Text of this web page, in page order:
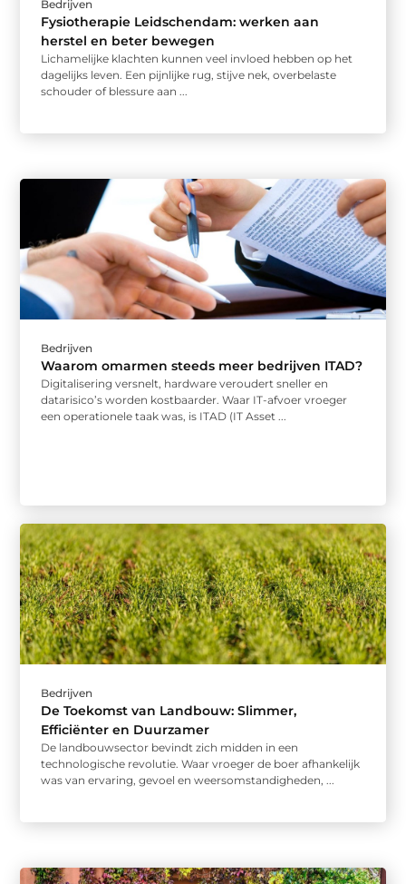
Bedrijven
Fysiotherapie Leidschendam: werken aan
herstel en beter bewegen
Lichamelijke klachten kunnen veel invloed hebben op het
dagelijks leven. Een pijnlijke rug, stijve nek, overbelaste
schouder of blessure aan ...
Bedrijven
Waarom omarmen steeds meer bedrijven ITAD?
Digitalisering versnelt, hardware veroudert sneller en
datarisico’s worden kostbaarder. Waar IT-afvoer vroeger
een operationele taak was, is ITAD (IT Asset ...
Bedrijven
De Toekomst van Landbouw: Slimmer,
Efficiënter en Duurzamer
De landbouwsector bevindt zich midden in een
technologische revolutie. Waar vroeger de boer afhankelijk
was van ervaring, gevoel en weersomstandigheden, ...